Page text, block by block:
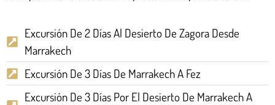
Excursión De 2 Días Al Desierto De Zagora Desde
Marrakech
Excursión De 3 Días De Marrakech A Fez
Excursión De 3 Días Por El Desierto De Marrakech A